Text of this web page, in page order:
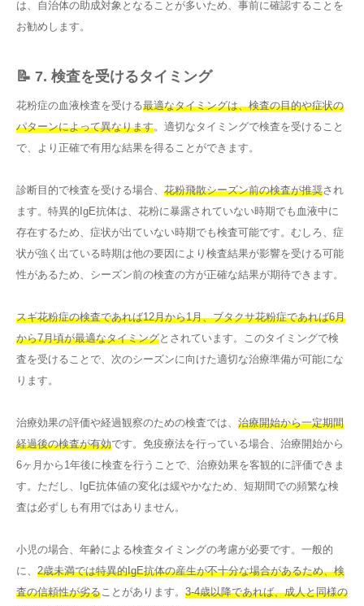
は、自治体の助成対象となることが多いため、事前に確認することを
お勧めします。
📝 7. 検査を受けるタイミング
花粉症の血液検査を受ける最適なタイミングは、検査の目的や症状の
パターンによって異なります。適切なタイミングで検査を受けること
で、より正確で有用な結果を得ることができます。
診断目的で検査を受ける場合、 花粉飛散シーズン前の検査が推奨され
ます。特異的IgE抗体は、花粉に暴露されていない時期でも血液中に
存在するため、症状が出ていない時期でも検査可能です。むしろ、症
状が強く出ている時期は他の要因により検査結果が影響を受ける可能
性があるため、シーズン前の検査の方が正確な結果が期待できます。
スギ花粉症の検査であれば12月から1月、ブタクサ花粉症であれば6月
から7月頃が最適なタイミングとされています。このタイミングで検
査を受けることで、次のシーズンに向けた適切な治療準備が可能にな
ります。
治療効果の評価や経過観察のための検査では、 治療開始から一定期間
経過後の検査が有効です。免疫療法を行っている場合、治療開始から
6ヶ月から1年後に検査を行うことで、治療効果を客観的に評価できま
す。ただし、IgE抗体値の変化は緩やかなため、短期間での頻繁な検
査は必ずしも有用ではありません。
小児の場合、年齢による検査タイミングの考慮が必要です。一般的
に、 2歳未満では特異的IgE抗体の産生が不十分な場合があるため、検
査の信頼性が劣ることがあります。 3-4歳以降であれば、成人と同様の